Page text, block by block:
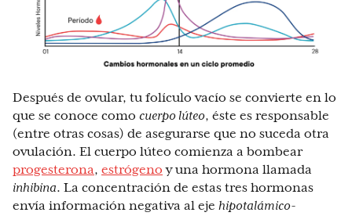
Después de ovular, tu folículo vacío se convierte en lo
que se conoce como cuerpo lúteo, éste es responsable
(entre otras cosas) de asegurarse que no suceda otra
ovulación. El cuerpo lúteo comienza a bombear
progesterona, estrógeno y una hormona llamada
inhibina. La concentración de estas tres hormonas
envía información negativa al eje hipotalámico-